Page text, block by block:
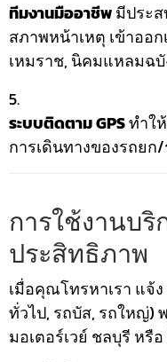
ทีมงานมืออาชีพมีประ
สภาพหน้าเหตุ เข้าออ
เหมราช, นิคมแหลมฉบั
ระบบติดตาม GPSทำใ
การเดินทางของรถย
การใช้งานบริ
ประสิทธิภาพ
เมื่อคุณโทรหาเรา แจ้ง
ทั่วไป, รถบัส, รถใหญ่)
มอเตอร์เวย์ ชลบุรี หรื